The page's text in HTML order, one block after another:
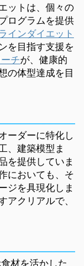
ットは、個々の
ログラムを提供
インダイエット
を目指す支援を
チが、健康的
の体型達成を目
ーダーに特化し
、建築模型ま
を提供していま
においても、そ
ジを具現化しま
クリアルで、
材を活かした